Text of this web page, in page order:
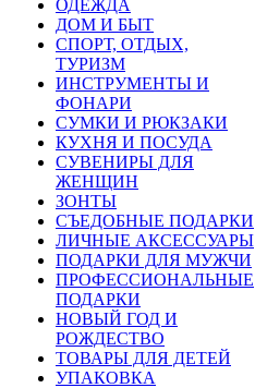
ОДЕЖДА
ДОМ И БЫТ
СПОРТ, ОТДЫХ,
ТУРИЗМ
ИНСТРУМЕНТЫ И
ФОНАРИ
СУМКИ И РЮКЗАКИ
КУХНЯ И ПОСУДА
СУВЕНИРЫ ДЛЯ
ЖЕНЩИН
ЗОНТЫ
СЪЕДОБНЫЕ ПОДАРКИ
ЛИЧНЫЕ АКСЕССУАРЫ
ПОДАРКИ ДЛЯ МУЖЧИ
ПРОФЕССИОНАЛЬНЫЕ
ПОДАРКИ
НОВЫЙ ГОД И
РОЖДЕСТВО
ТОВАРЫ ДЛЯ ДЕТЕЙ
УПАКОВКА